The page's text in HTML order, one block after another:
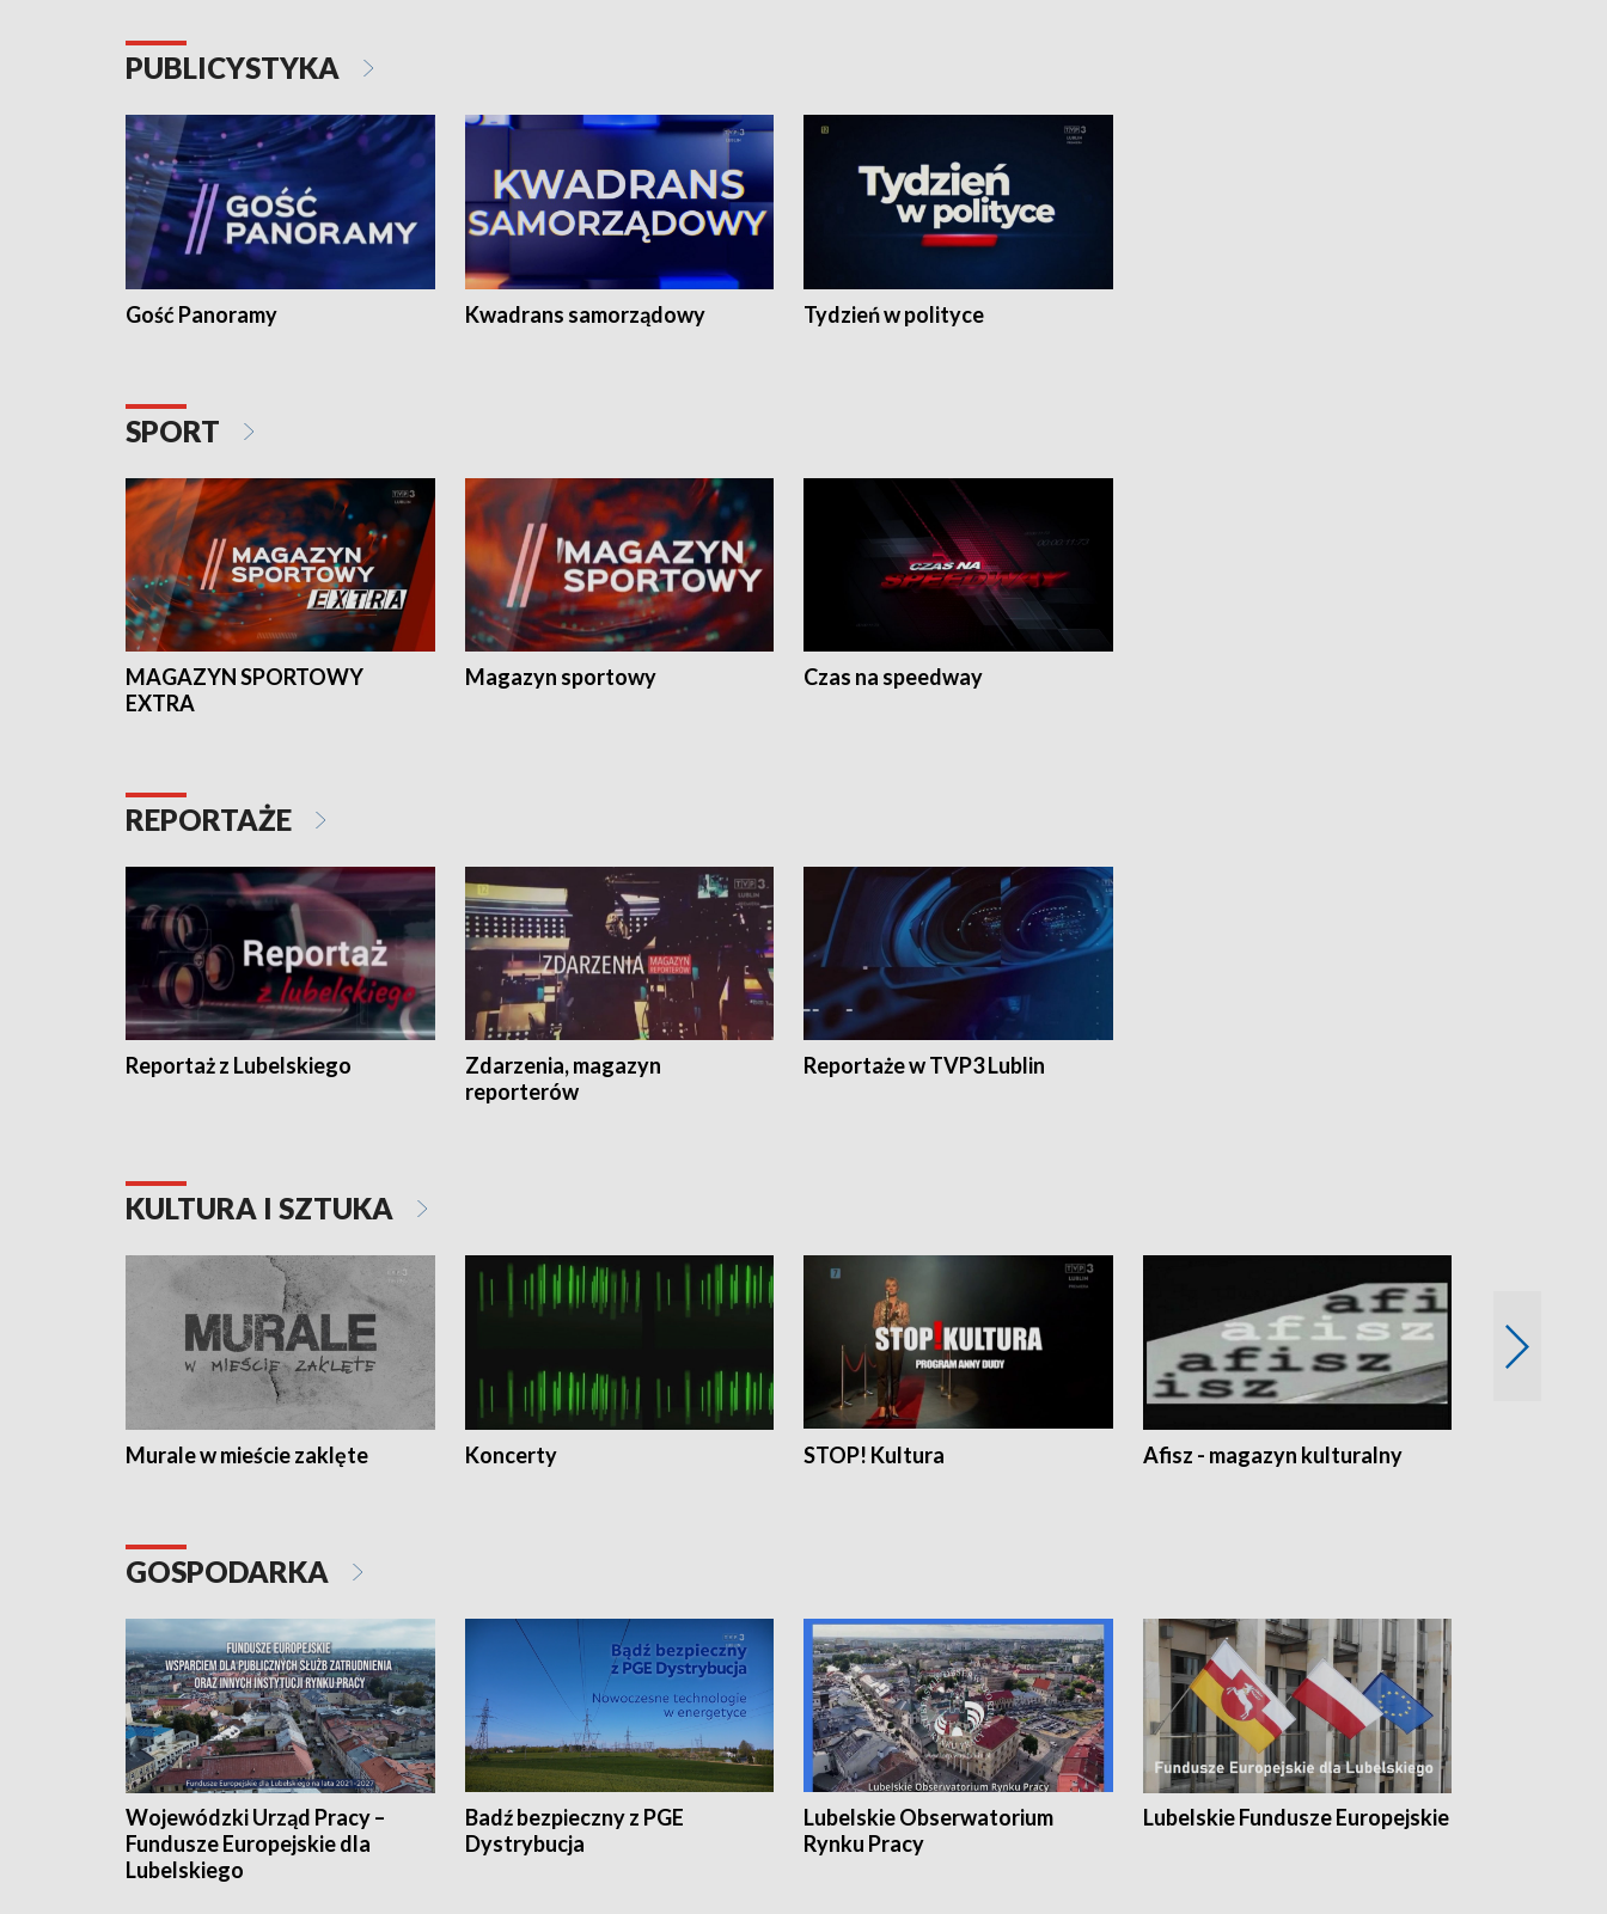
PUBLICYSTYKA
Gość Panoramy Kwadrans samorządowy Tydzień w polityce
SPORT
MAGAZYN SPORTOWY
EXTRA
Magazyn sportowy Czas na speedway
REPORTAŻE
Reportaż z Lubelskiego
Zdarzenia, magazyn
reporterów
Reportaże w TVP3 Lublin
KULTURA I SZTUKA
Murale w mieście zaklęte Koncerty STOP! Kultura Afisz - magazyn kulturalny
GOSPODARKA
Wojewódzki Urząd Pracy –
Fundusze Europejskie dla
Lubelskiego
Badź bezpieczny z PGE
Dystrybucja
Lubelskie Obserwatorium
Rynku Pracy
Lubelskie Fundusze Europejskie